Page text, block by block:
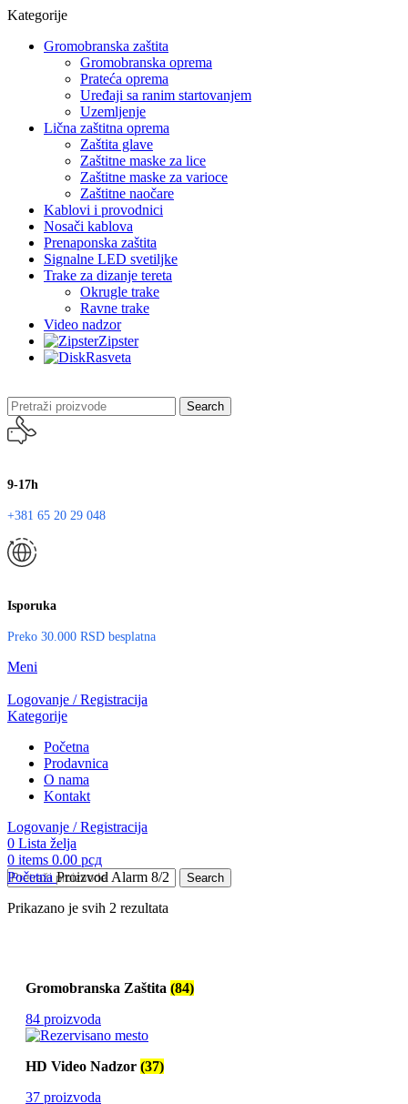
Kategorije
Gromobranska zaštita
Gromobranska oprema
Prateća oprema
Uređaji sa ranim startovanjem
Uzemljenje
Lična zaštitna oprema
Zaštita glave
Zaštitne maske za lice
Zaštitne maske za varioce
Zaštitne naočare
Kablovi i provodnici
Nosači kablova
Prenaponska zaštita
Signalne LED svetiljke
Trake za dizanje tereta
Okrugle trake
Ravne trake
Video nadzor
Zipster
Rasveta
Search
9-17h
+381 65 20 29 048
Isporuka
Preko 30.000 RSD besplatna
Meni
Logovanje / Registracija
Kategorije
Početna
Prodavnica
O nama
Kontakt
Logovanje / Registracija
0 Lista želja
0 items 0.00 рсд
Search
Početna Proizvod Alarm 8/2
Prikazano je svih 2 rezultata
Gromobranska Zaštita (84)
84 proizvoda
HD Video Nadzor (37)
37 proizvoda